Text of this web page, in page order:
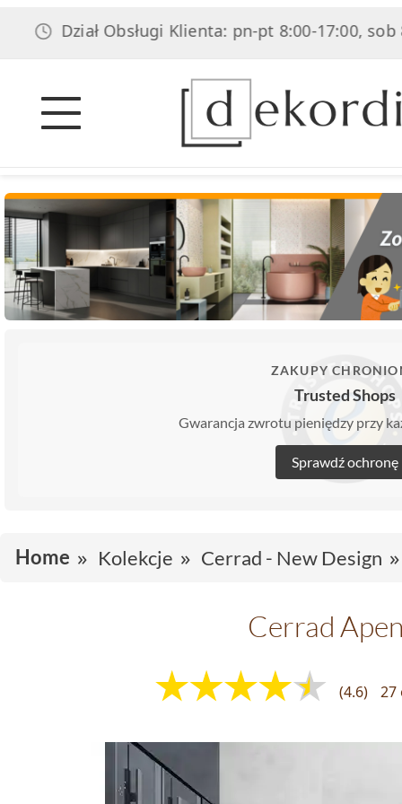
Obsługi Klienta: pn-pt 8:00-17:00, sob 8:00-
ZAKUPY
Trusted Shops
Gwarancja zwrotu pieniędzy przy
Sprawdź ochronę
Home Kolekcje Cerrad - New Design
Cerrad
(4.6) 27